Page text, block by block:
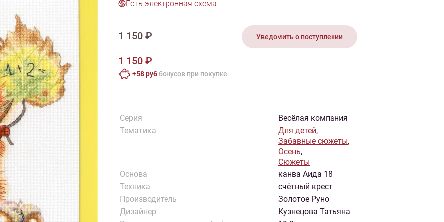
Натюрморт
Варежки
Носки Тапочки
Есть электронная схема
1 150 ₽ Уведомить о поступлении
1 150 ₽
+58 руббонусов при покупке
Серия
Весёлая компания
Тематика
Для детей,
Забавные сюжеты,
Осень,
Сюжеты
Основа
канва Аида 18
Техника
счётный крест
Производитель
Золотое Руно
Дизайнер
Кузнецова Татьяна